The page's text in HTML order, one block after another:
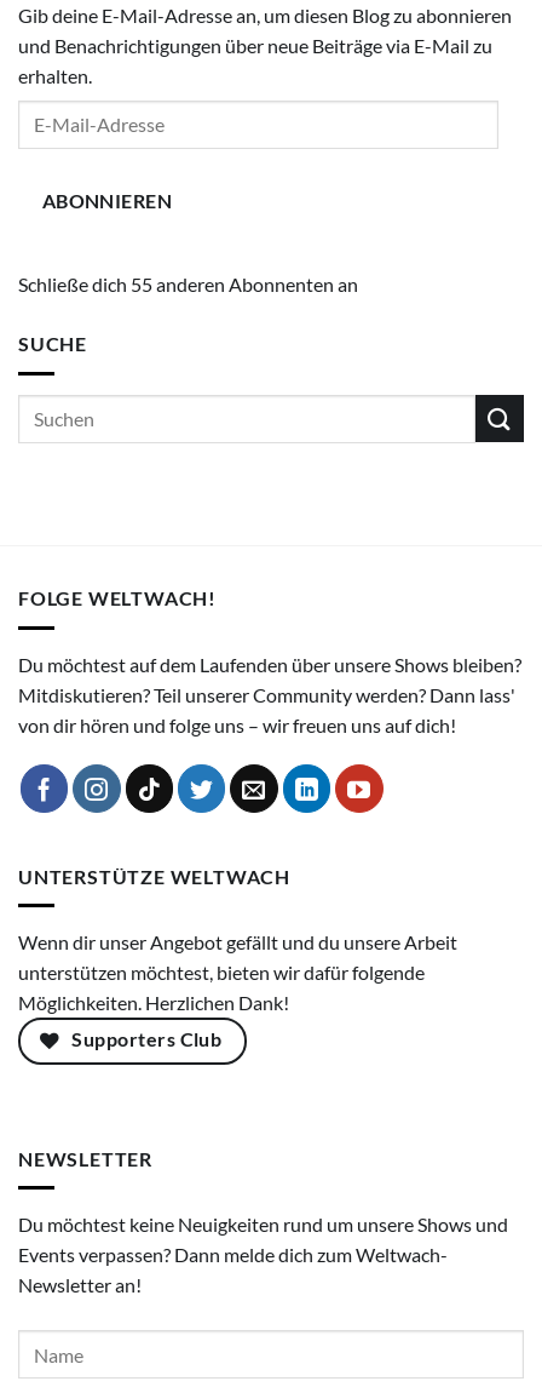
Gib deine E-Mail-Adresse an, um diesen Blog zu abonnieren
und Benachrichtigungen über neue Beiträge via E-Mail zu
erhalten.
ABONNIEREN
Schließe dich 55 anderen Abonnenten an
SUCHE
FOLGE WELTWACH!
Du möchtest auf dem Laufenden über unsere Shows bleiben?
Mitdiskutieren? Teil unserer Community werden? Dann lass'
von dir hören und folge uns – wir freuen uns auf dich!
UNTERSTÜTZE WELTWACH
Wenn dir unser Angebot gefällt und du unsere Arbeit
unterstützen möchtest, bieten wir dafür folgende
Möglichkeiten. Herzlichen Dank!
Supporters Club
NEWSLETTER
Du möchtest keine Neuigkeiten rund um unsere Shows und
Events verpassen? Dann melde dich zum Weltwach-
Newsletter an!